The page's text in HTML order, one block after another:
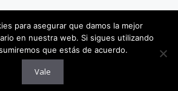
All Rights Reserved
para asegurar que damos la mejor
en nuestra web. Si sigues utilizando
que estás de acuerdo.
Vale